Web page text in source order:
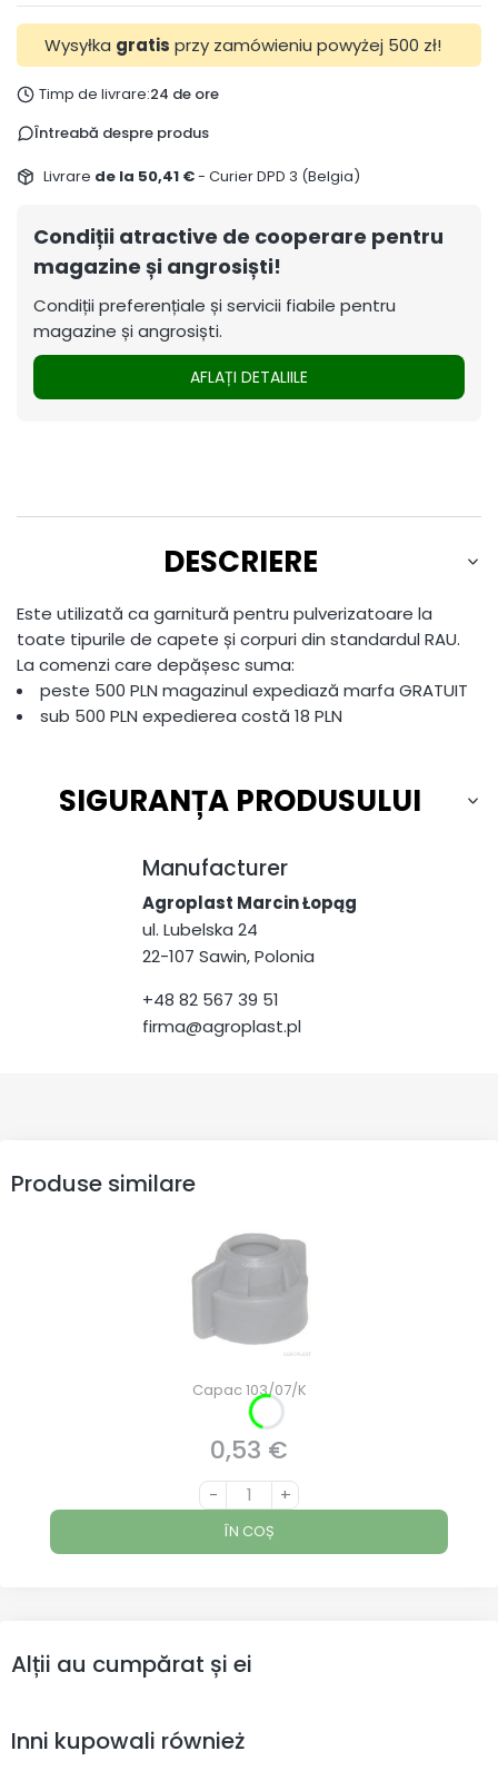
Wysyłka gratis przy zamówieniu powyżej 500 zł!
Timp de livrare:24 de ore
Întreabă despre produs
Livrare de la 50,41 €- Curier DPD 3 (Belgia)
Condiții atractive de cooperare pentru
magazine și angrosiști!
Condiții preferențiale și servicii fiabile pentru
magazine și angrosiști.
AFLAȚI DETALIILE
DESCRIERE
Este utilizată ca garnitură pentru pulverizatoare la
toate tipurile de capete și corpuri din standardul RAU.
La comenzi care depășesc suma:
peste 500 PLN magazinul expediază marfa GRATUIT
sub 500 PLN expedierea costă 18 PLN
SIGURANȚA PRODUSULUI
Manufacturer
Agroplast Marcin Łopąg
ul. Lubelska 24
22-107 Sawin, Polonia
+48 82 567 39 51
firma@agroplast.pl
Produse similare
Capac 103/07/K
Preț
0,53 €
- +
ÎN COȘ
Alții au cumpărat și ei
Inni kupowali również